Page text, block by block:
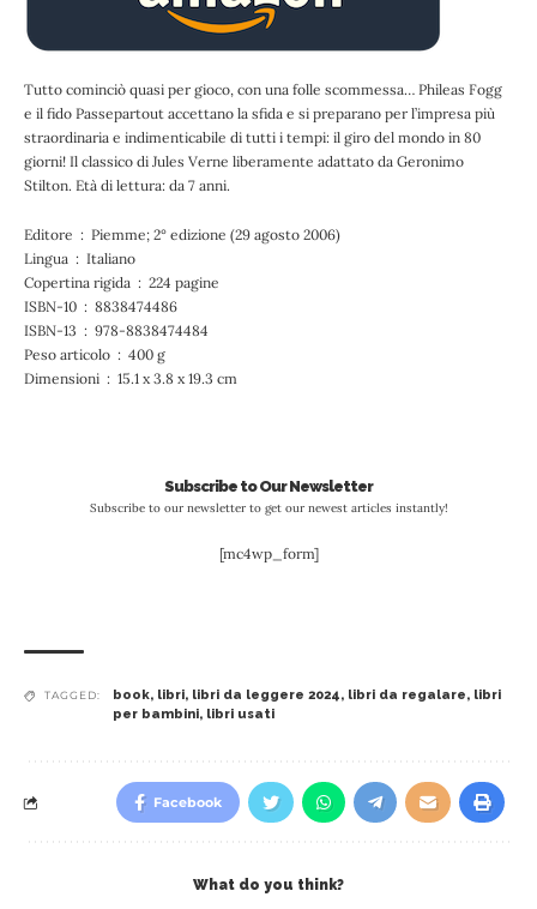
Tutto cominciò quasi per gioco, con una folle scommessa… Phileas Fogg
e il fido Passepartout accettano la sfida e si preparano per l’impresa più
straordinaria e indimenticabile di tutti i tempi: il giro del mondo in 80
giorni! Il classico di Jules Verne liberamente adattato da Geronimo
Stilton. Età di lettura: da 7 anni.
Editore ‏ : ‎ Piemme; 2° edizione (29 agosto 2006)
Lingua ‏ : ‎ Italiano
Copertina rigida ‏ : ‎ 224 pagine
ISBN-10 ‏ : ‎ 8838474486
ISBN-13 ‏ : ‎ 978-8838474484
Peso articolo ‏ : ‎ 400 g
Dimensioni ‏ : ‎ 15.1 x 3.8 x 19.3 cm
Subscribe to Our Newsletter
Subscribe to our newsletter to get our newest articles instantly!
[mc4wp_form]
TAGGED: book, libri, libri da leggere 2024, libri da regalare, libri
per bambini, libri usati
Facebook
What do you think?